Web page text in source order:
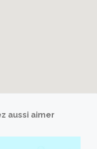
aussi aimer